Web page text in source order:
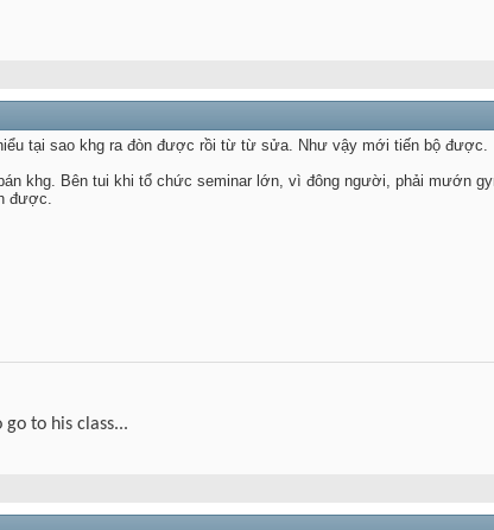
tại sao khg ra đòn được rồi từ từ sửa. Như vậy mới tiến bộ được.
khg. Bên tui khi tổ chức seminar lớn, vì đông người, phải mướn
được.
to his class...